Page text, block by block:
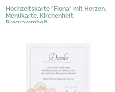
Hochzeitskarte "Fiona" mit Herzen,
Menükarte, Kirchenheft,
Programmheft